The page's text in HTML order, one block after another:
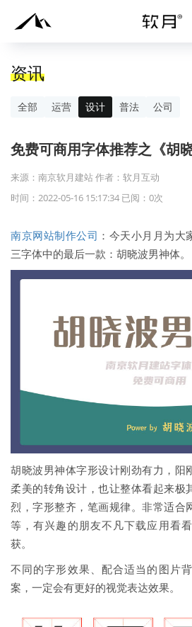
资讯
全部 运营 设计 普法 公司
免费可商用字体推荐之《胡
来源：南京软月建站 作者：软月互动
时间：2022-05-16 15:17:34 已阅： 0次
南京网站制作公司 ：今天小月月为大
三字体中的最后一款：胡晓波男神体。
胡晓波男神体字形设计刚劲有力，阳
柔美的转角设计，也让整体看起来极
烈，字形整齐，笔画规律。非常适合
等，有兴趣的朋友不凡下载应用看
获。
不同的字形效果、配合适当的图片
案，一定会有更好的视觉表达效果。